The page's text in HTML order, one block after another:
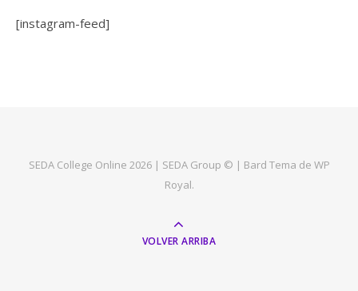
[instagram-feed]
SEDA College Online 2026 | SEDA Group © | Bard Tema de WP
Royal.
VOLVER ARRIBA